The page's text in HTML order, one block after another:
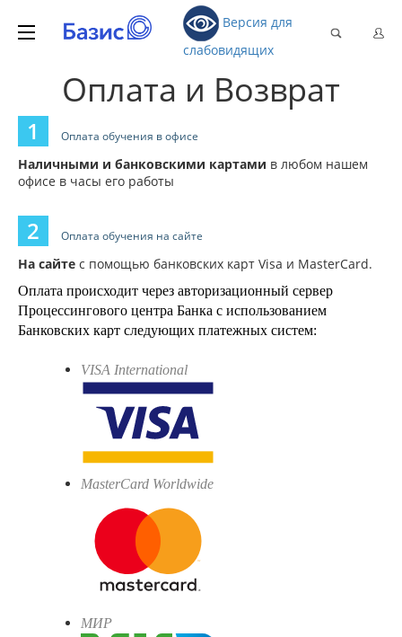
Версия для
слабовидящих
Оплата и Возврат
1 Оплата обучения в офисе
Наличными и банковскими картами в любом нашем
офисе в часы его работы
2 Оплата обучения на сайте
На сайте с помощью банковских карт Visa и MasterCard.
Оплата происходит через авторизационный сервер
Процессингового центра Банка с использованием
Банковских карт следующих платежных систем:
VISA International
MasterCard Worldwide
МИР